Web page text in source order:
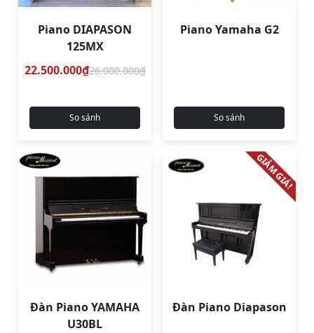
Piano DIAPASON
125MX
22.500.000₫26.000.000₫
So sánh
Piano Yamaha G2
So sánh
Đàn Piano YAMAHA
U30BL
GIẢM GIÁ!
Đàn Piano Diapason